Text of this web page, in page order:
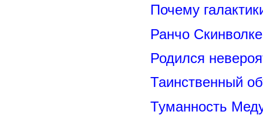
Почему
Ранчо
Родился
Таинственный
Туманность